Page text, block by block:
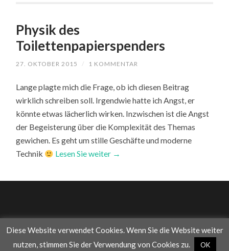
Physik des
Toilettenpapierspenders
27. OKTOBER 2015 / 1 KOMMENTAR
Lange plagte mich die Frage, ob ich diesen Beitrag
wirklich schreiben soll. Irgendwie hatte ich Angst, er
könnte etwas lächerlich wirken. Inzwischen ist die Angst
der Begeisterung über die Komplexität des Themas
gewichen. Es geht um stille Geschäfte und moderne
Technik
Lesen Sie weiter →
© 2026WAS DIE WELT IM INNERSTEN ZUSAMMENHÄLT —
Diese Website verwendet Cookies. Wenn Sie die Website weiter
nutzen, stimmen Sie der Verwendung von Cookies zu.
OK